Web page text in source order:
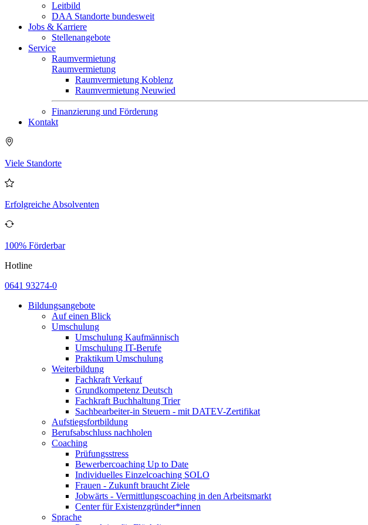
Leitbild
DAA Standorte bundesweit
Jobs & Karriere
Stellenangebote
Service
Raumvermietung
Raumvermietung
Raumvermietung Koblenz
Raumvermietung Neuwied
Finanzierung und Förderung
Kontakt
Viele Standorte
Erfolgreiche Absolventen
100% Förderbar
Hotline
0641 93274-0
Bildungsangebote
Auf einen Blick
Umschulung
Umschulung Kaufmännisch
Umschulung IT-Berufe
Praktikum Umschulung
Weiterbildung
Fachkraft Verkauf
Grundkompetenz Deutsch
Fachkraft Buchhaltung Trier
Sachbearbeiter-in Steuern - mit DATEV-Zertifikat
Aufstiegsfortbildung
Berufsabschluss nachholen
Coaching
Prüfungsstress
Bewerbercoaching Up to Date
Individuelles Einzelcoaching SOLO
Frauen - Zukunft braucht Ziele
Jobwärts - Vermittlungscoaching in den Arbeitsmarkt
Center für Existenzgründer*innen
Sprache